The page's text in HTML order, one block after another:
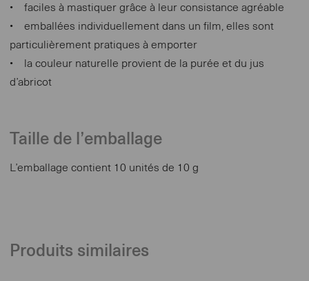
• faciles à mastiquer grâce à leur consistance agréable
• emballées individuellement dans un film, elles sont
particulièrement pratiques à emporter
• la couleur naturelle provient de la purée et du jus
d’abricot
Taille de l’emballage
L’emballage contient 10 unités de 10 g
Produits similaires